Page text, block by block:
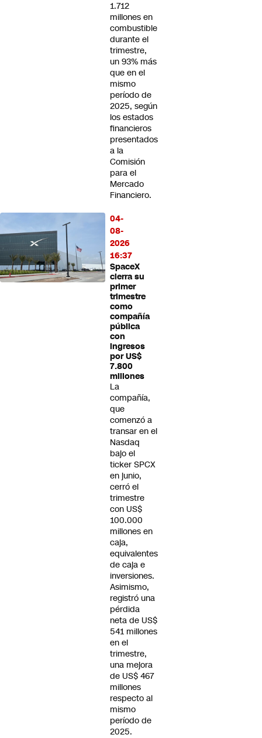
1.712
millones en
combustible
durante el
trimestre,
un 93% más
que en el
mismo
período de
2025, según
los estados
financieros
presentados
a la
Comisión
para el
Mercado
Financiero.
04-
08-
2026
16:37
SpaceX
cierra su
primer
trimestre
como
compañía
pública
con
ingresos
por US$
7.800
millones
La
compañía,
que
comenzó a
transar en el
Nasdaq
bajo el
ticker SPCX
en junio,
cerró el
trimestre
con US$
100.000
millones en
caja,
equivalentes
de caja e
inversiones.
Asimismo,
registró una
pérdida
neta de US$
541 millones
en el
trimestre,
una mejora
de US$ 467
millones
respecto al
mismo
período de
2025.